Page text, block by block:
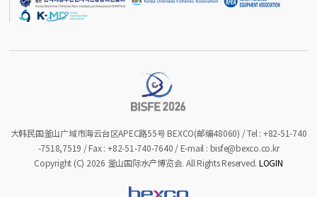
大韩民国釜山广域市海云台区APEC路55号 BEXCO(邮编48060) / Tel : +82-51-740
-7518,7519 / Fax : +82-51-740-7640 / E-mail : bisfe@bexco.co.kr
Copyright (C) 2026 釜山国际水产博览会. All Rights Reserved. LOGIN